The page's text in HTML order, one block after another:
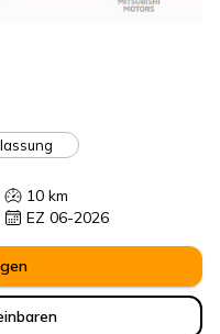
10km
EZ 06-2026